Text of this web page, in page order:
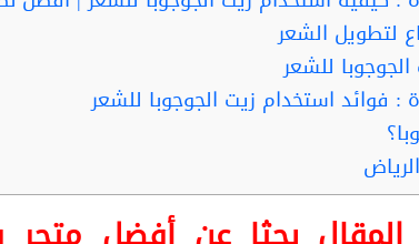
لتطويل الشعر
للشعر
: فوائد استخدام زيت الجوجوبا للشعر